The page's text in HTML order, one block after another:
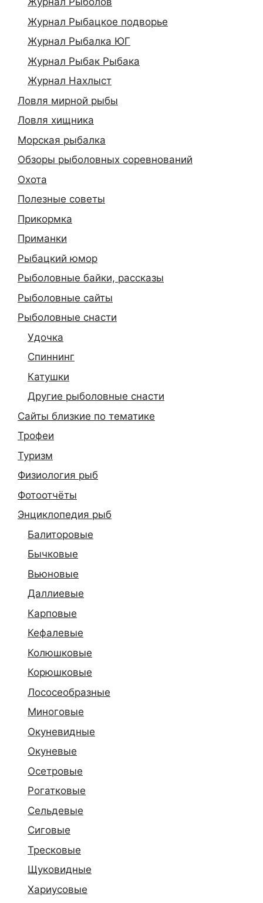
Журнал Рыбацкое подворье
Журнал Рыбалка ЮГ
Журнал Рыбак Рыбака
Журнал Нахлыст
Ловля мирной рыбы
Ловля хищника
Морская рыбалка
Обзоры рыболовных соревнований
Охота
Полезные советы
Прикормка
Приманки
Рыбацкий юмор
Рыболовные байки, рассказы
Рыболовные сайты
Рыболовные снасти
Удочка
Спиннинг
Катушки
Другие рыболовные снасти
Сайты близкие по тематике
Трофеи
Туризм
Физиология рыб
Фотоотчёты
Энциклопедия рыб
Балиторовые
Бычковые
Вьюновые
Даллиевые
Карповые
Кефалевые
Колюшковые
Корюшковые
Лососеобразные
Миноговые
Окуневидные
Окуневые
Осетровые
Рогатковые
Сельдевые
Сиговые
Тресковые
Щуковидные
Хариусовые